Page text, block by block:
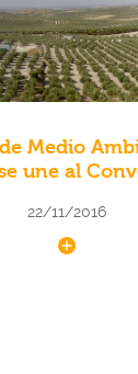
Medio
une al
22/11/2016